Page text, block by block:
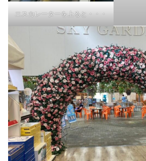
エスカレーターを上ると・・・